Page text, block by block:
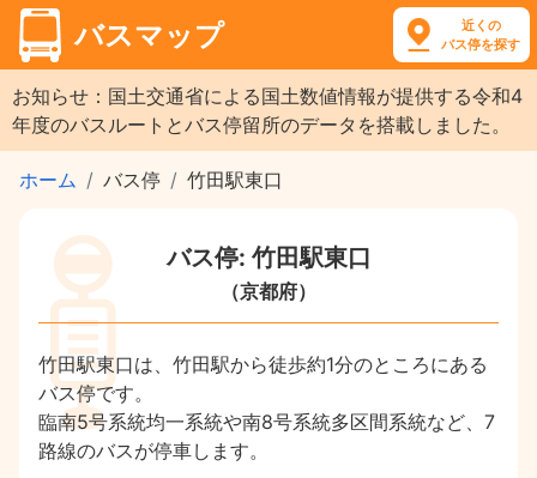
バスマップ
近くの
バス停を探す
お知らせ：国土交通省による国土数値情報が提供する令和4
年度のバスルートとバス停留所のデータを搭載しました。
ホーム バス停 竹田駅東口
バス停: 竹田駅東口
（京都府）
竹田駅東口は、竹田駅から徒歩約1分のところにある
バス停です。
臨南5号系統均一系統や南8号系統多区間系統など、7
路線のバスが停車します。